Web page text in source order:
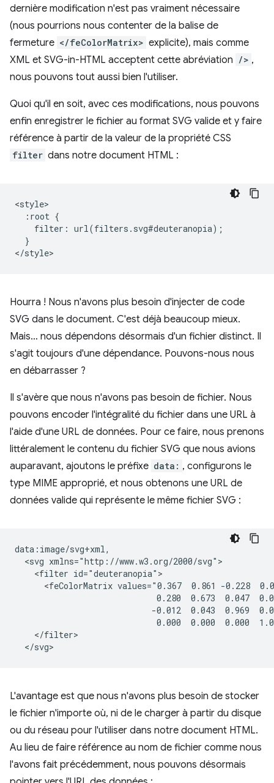
dernière modification n'est pas vraiment nécessaire
(nous pourrions nous contenter de la balise de
fermeture </feColorMatrix> explicite), mais comme
XML et SVG-in-HTML acceptent cette abréviation /> ,
nous pouvons tout aussi bien l'utiliser.
Quoi qu'il en soit, avec ces modifications, nous pouvons
enfin enregistrer le fichier au format SVG valide et y faire
référence à partir de la valeur de la propriété CSS
filter dans notre document HTML :
<style>
  :root {
    filter: url(filters.svg#deuteranopia);
  }
Hourra ! Nous n'avons plus besoin d'injecter de code
SVG dans le document. C'est déjà beaucoup mieux.
Mais… nous dépendons désormais d'un fichier distinct. Il
s'agit toujours d'une dépendance. Pouvons-nous nous
en débarrasser ?
Il s'avère que nous n'avons pas besoin de fichier. Nous
pouvons encoder l'intégralité du fichier dans une URL à
l'aide d'une URL de données. Pour ce faire, nous prenons
littéralement le contenu du fichier SVG que nous avions
auparavant, ajoutons le préfixe data: , configurons le
type MIME approprié, et nous obtenons une URL de
données valide qui représente le même fichier SVG :
data:image/svg+xml,
  <svg xmlns="http://www.w3.org/2000/svg">
    <filter id="deuteranopia">
<feColorMatrix values="0.367  0.861 -0.228
0.280  0.673  0.047
-0.012  0.043  0.969
0.000  0.000  0.000
    </filter>
L'avantage est que nous n'avons plus besoin de stocker
le fichier n'importe où, ni de le charger à partir du disque
ou du réseau pour l'utiliser dans notre document HTML.
Au lieu de faire référence au nom de fichier comme nous
l'avons fait précédemment, nous pouvons désormais